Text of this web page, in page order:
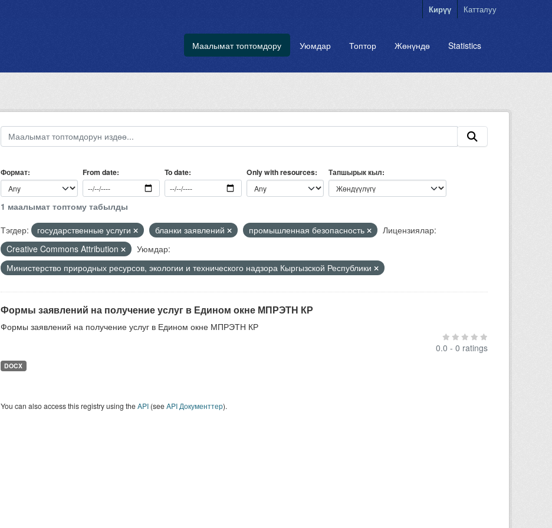
Кирүү Катталуу
Маалымат топтомдору Уюмдар Топтор Жөнүндө Statistics
Формат From date To date Only with resources Тапшырык кыл
1 маалымат топтому табылды
Тэгдер:
государственные услуги бланки заявлений промышленная безопасность
Лицензиялар:
Creative Commons Attribution
Уюмдар:
Министерство природных ресурсов, экологии и технического надзора Кыргызской Республики
Формы заявлений на получение услуг в Едином окне МПРЭТН КР
Формы заявлений на получение услуг в Едином окне МПРЭТН КР
0.0 - 0 ratings
DOCX
You can also access this registry using theAPI(seeAPI Документтер).